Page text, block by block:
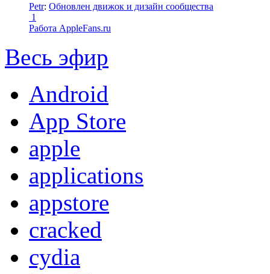
Petr: Обновлен движок и дизайн сообщества
1
Работа AppleFans.ru
Весь эфир
Android
App Store
apple
applications
appstore
cracked
cydia